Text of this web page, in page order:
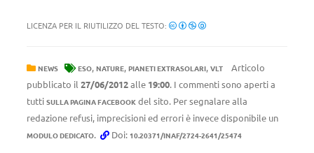
LICENZA PER IL RIUTILIZZO DEL TESTO:
NEWS ESO, NATURE, PIANETI EXTRASOLARI, VLT
Articolo
pubblicato il 27/06/2012alle 19:00. I commenti sono aperti a
tutti SULLA PAGINA FACEBOOK del sito. Per segnalare alla
redazione refusi, imprecisioni ed errori è invece disponibile un
MODULO DEDICATO. Doi: 10.20371/INAF/2724-2641/25474